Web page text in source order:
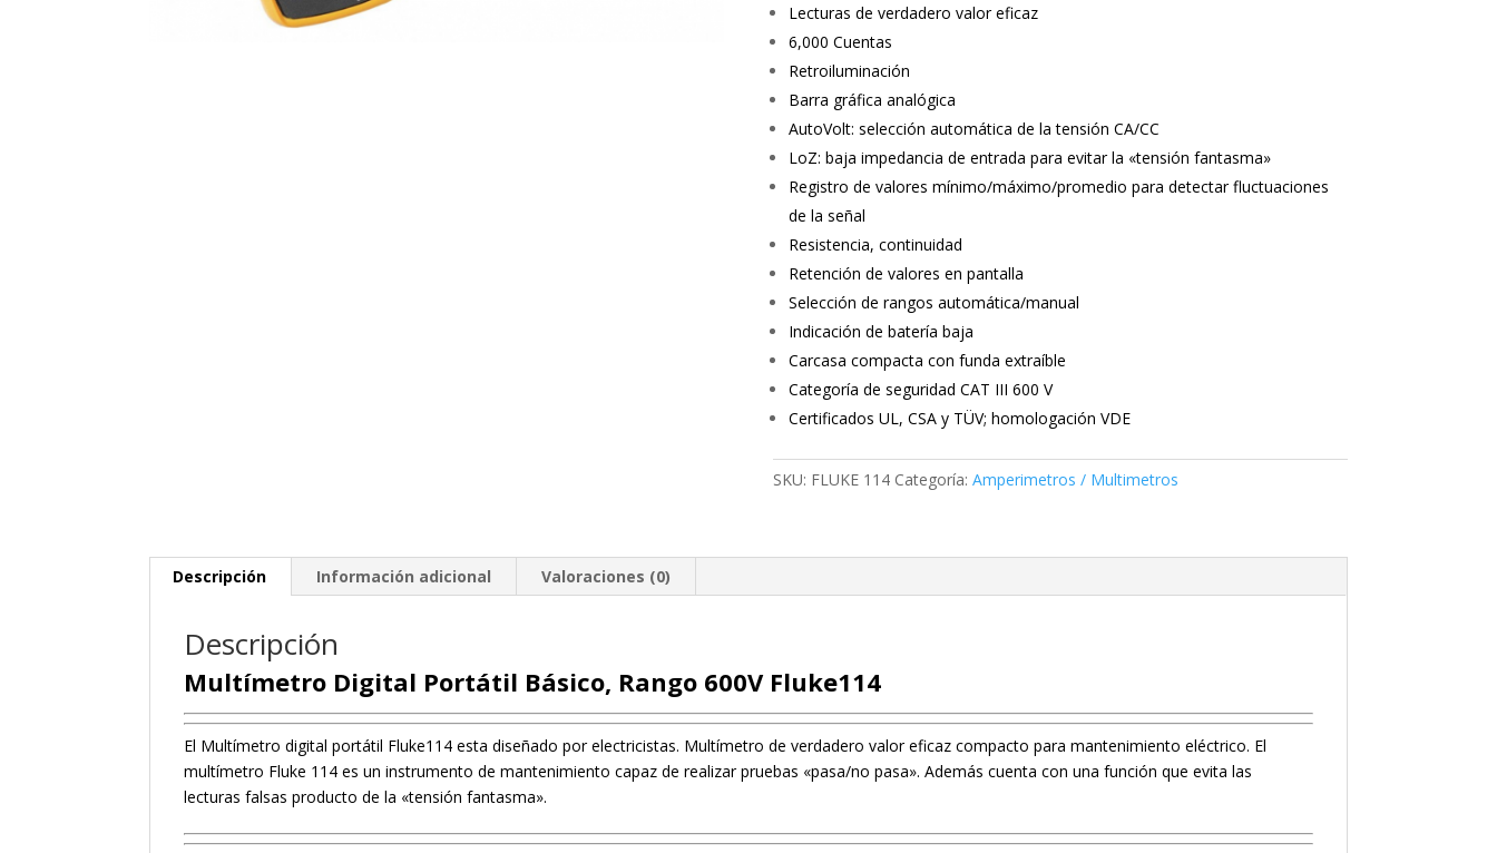
Lecturas de verdadero valor eficaz
6,000 Cuentas
Retroiluminación
Barra gráfica analógica
AutoVolt: selección automática de la tensión CA/CC
LoZ: baja impedancia de entrada para evitar la «tensión fantasma»
Registro de valores mínimo/máximo/promedio para detectar fluctuaciones
de la señal
Resistencia, continuidad
Retención de valores en pantalla
Selección de rangos automática/manual
Indicación de batería baja
Carcasa compacta con funda extraíble
Categoría de seguridad CAT III 600 V
Certificados UL, CSA y TÜV; homologación VDE
SKU: FLUKE 114 Categoría: Amperimetros / Multimetros
Descripción Información adicional Valoraciones (0)
Descripción
Multímetro Digital Portátil Básico, Rango 600V Fluke114
El Multímetro digital portátil Fluke114 esta diseñado por electricistas. Multímetro de verdadero valor eficaz compacto para mantenimiento eléctrico. El
multímetro Fluke 114 es un instrumento de mantenimiento capaz de realizar pruebas «pasa/no pasa». Además cuenta con una función que evita las
lecturas falsas producto de la «tensión fantasma».